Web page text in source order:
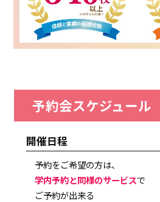
予約会スケジュール
開催日程
予約をご希望の方は、
学内予約と同様のサービスで
ご予約が出来る